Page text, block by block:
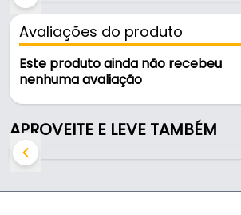
Características:
- Modelo: Duplo sem freio
- Material da roda: Polímero
- Cor: Branco
- Diâmetro da roda: 35mm
- Altura base: 43,7mm
- Furação da chapa: 42x42mm
Avaliações do produto
Este produto ainda não recebeu
nenhuma avaliação
APROVEITE E LEVE TAMBÉM